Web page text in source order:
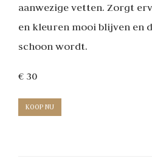
aanwezige vetten. Zorgt
en kleuren mooi blijven en
schoon wordt.
€ 30
KOOP NU